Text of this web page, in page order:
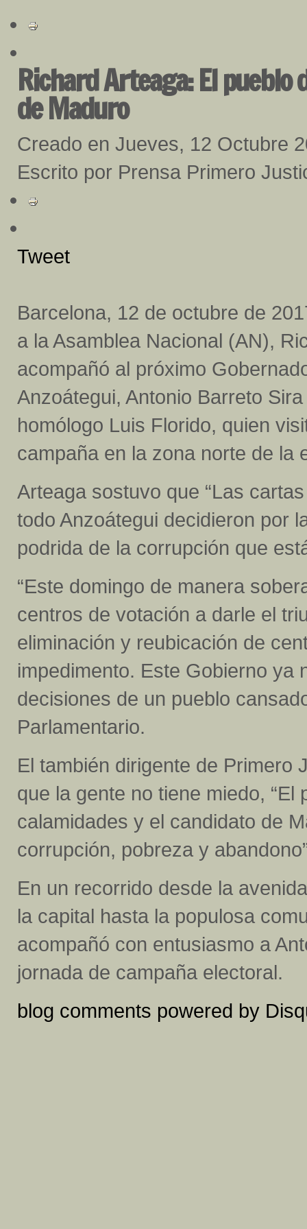
Richard Arteaga: El pueblo
de Maduro
Creado en Jueves, 12 Octubre
Escrito por Prensa Primero
Tweet
Barcelona, 12 de octubre de
a la Asamblea Nacional (AN),
acompañó al próximo
Anzoátegui, Antonio Barreto
homólogo Luis Florido, quien
campaña en la zona norte de la
Arteaga sostuvo que “Las
todo Anzoátegui decidieron por
podrida de la corrupción que
“Este domingo de manera
centros de votación a darle el
eliminación y reubicación de
impedimento. Este Gobierno ya
decisiones de un pueblo
Parlamentario.
El también dirigente de Primero
que la gente no tiene miedo,
calamidades y el candidato de
corrupción, pobreza y
En un recorrido desde la
la capital hasta la populosa
acompañó con entusiasmo a
jornada de campaña electoral.
blog comments powered by